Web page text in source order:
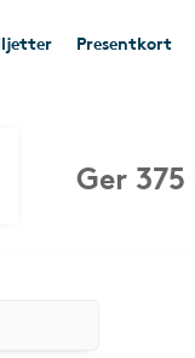
Presentkort
Ger